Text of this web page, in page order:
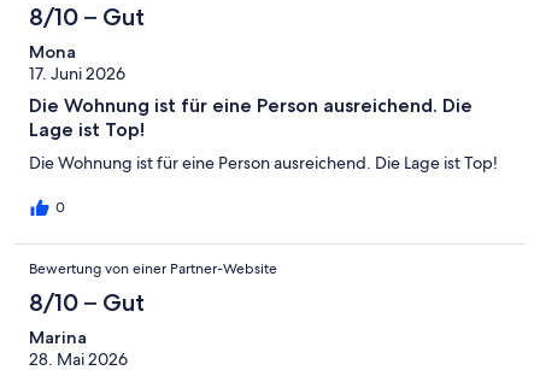
8/10 – Gut
Mona
17. Juni 2026
Die Wohnung ist für eine Person ausreichend. Die
Lage ist Top!
Die Wohnung ist für eine Person ausreichend. Die Lage ist Top!
0
Bewertung von einer Partner-Website
8/10 – Gut
Marina
28. Mai 2026